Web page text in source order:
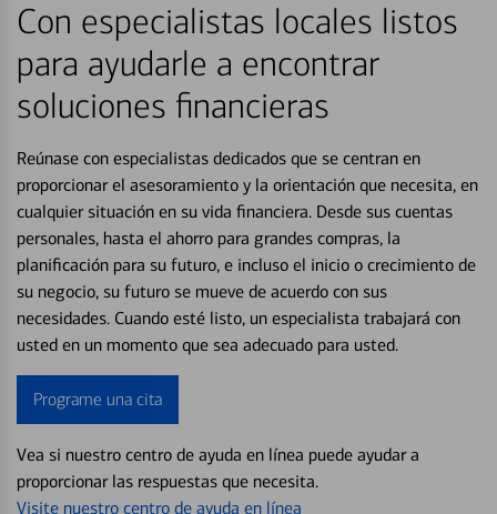
Con especialistas locales listos
para ayudarle a encontrar
soluciones financieras
Reúnase con especialistas dedicados que se centran en
proporcionar el asesoramiento y la orientación que necesita, en
cualquier situación en su vida financiera. Desde sus cuentas
personales, hasta el ahorro para grandes compras, la
planificación para su futuro, e incluso el inicio o crecimiento de
su negocio, su futuro se mueve de acuerdo con sus
necesidades. Cuando esté listo, un especialista trabajará con
usted en un momento que sea adecuado para usted.
Programe una cita
Vea si nuestro centro de ayuda en línea puede ayudar a
proporcionar las respuestas que necesita.
Visite nuestro centro de ayuda en línea